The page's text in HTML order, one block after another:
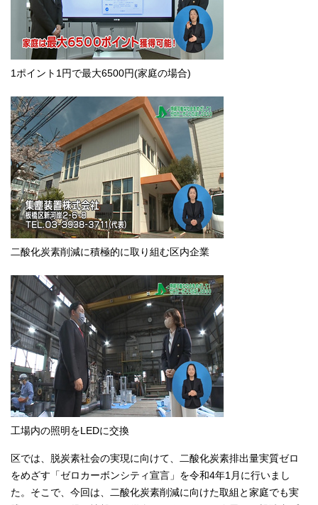
1ポイント1円で最大6500円(家庭の場合)
二酸化炭素削減に積極的に取り組む区内企業
工場内の照明をLEDに交換
区では、脱炭素社会の実現に向けて、二酸化炭素排出量実質ゼロ
をめざす「ゼロカーボンシティ宣言」を令和4年1月に行いまし
た。そこで、今回は、二酸化炭素削減に向けた取組と家庭でも実